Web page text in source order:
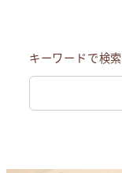
キーワードで検索